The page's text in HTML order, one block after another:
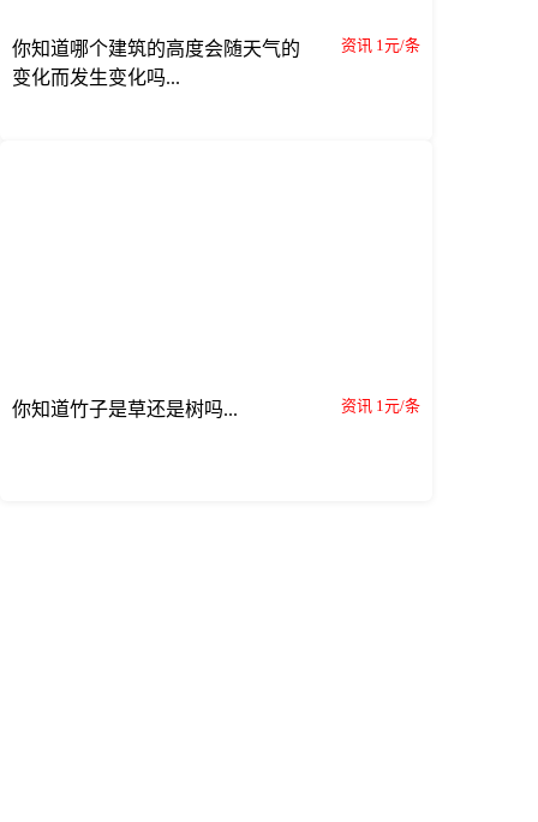
你知道哪个建筑的高度会随天气的
变化而发生变化吗...
资讯 1元/条
你知道竹子是草还是树吗... 资讯 1元/条